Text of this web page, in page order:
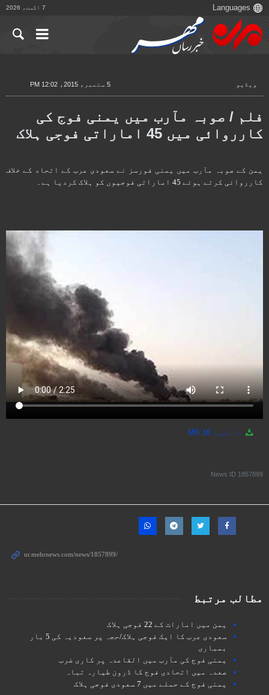
7 اگست، 2026
ویڈیو 5 ستمبر، 2015، 12:02 PM
فلم / صوبہ مآرب میں یمنی فوج کی
کارروائی میں 45 اماراتی فوجی ہلاک
یمن کے صوبہ مآرب میں یمنی فورسز نے سعودی عرب کے اتحاد کے خلاف
کارروائی کرتے ہوئے 45 اماراتی فوجیوں کو ہلاک کردیا ہے۔
دانلوڈ 16 MB
News ID 1857899
مطالب مرتبط
یمن میں امارات کے 22 فوجی ہلاک
سعودی عرب کا ایک فوجی ہلاک/حجہ پر سعودیہ کی 5 بار
بمباری
یمنی فوج کی مآرب میں القاعدہ پر کاری ضرب
صعدہ میں اتحادی فوج کا ڈرون طیارہ تباہ
یمنی فوج کے حملے میں 7 سعودی فوجی ہلاک